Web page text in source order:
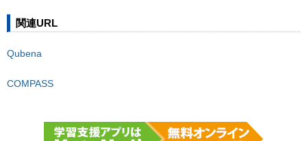
関連URL
Qubena
COMPASS